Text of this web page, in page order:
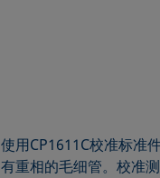
使用CP1611C校准标准
有重相的毛细管。校准